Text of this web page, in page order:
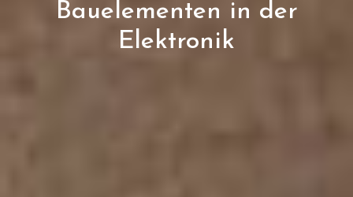
Bauelementen in der
Elektronik